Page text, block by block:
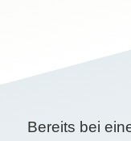
Bereits bei